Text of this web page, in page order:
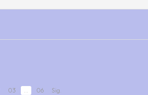
03 06 Sig.